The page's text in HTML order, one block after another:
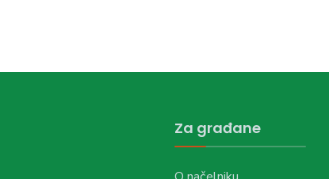
Za građane